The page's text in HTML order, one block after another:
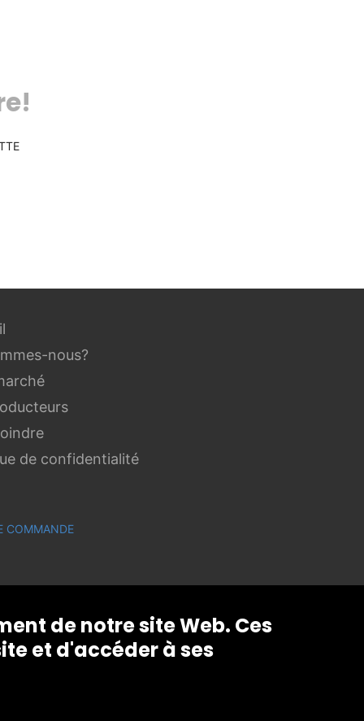
nous?
de confidentialité
COMMANDE
de notre site Web. Ces
et d'accéder à ses